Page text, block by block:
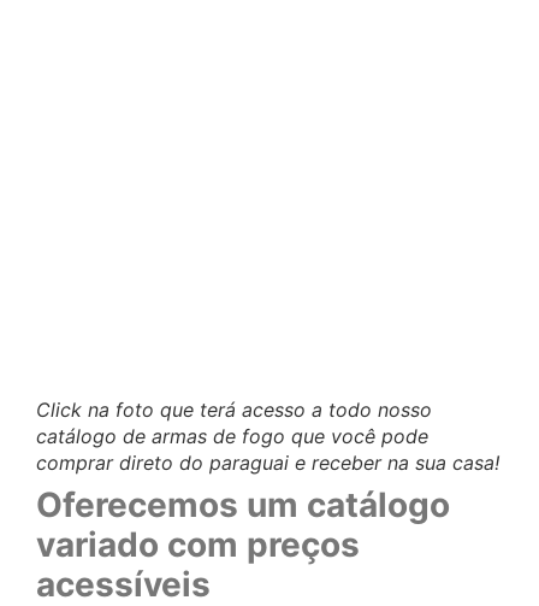
Click na foto que terá acesso a todo nosso
catálogo de armas de fogo que você pode
comprar direto do paraguai e receber na sua casa!
Oferecemos um catálogo
variado com preços
acessíveis